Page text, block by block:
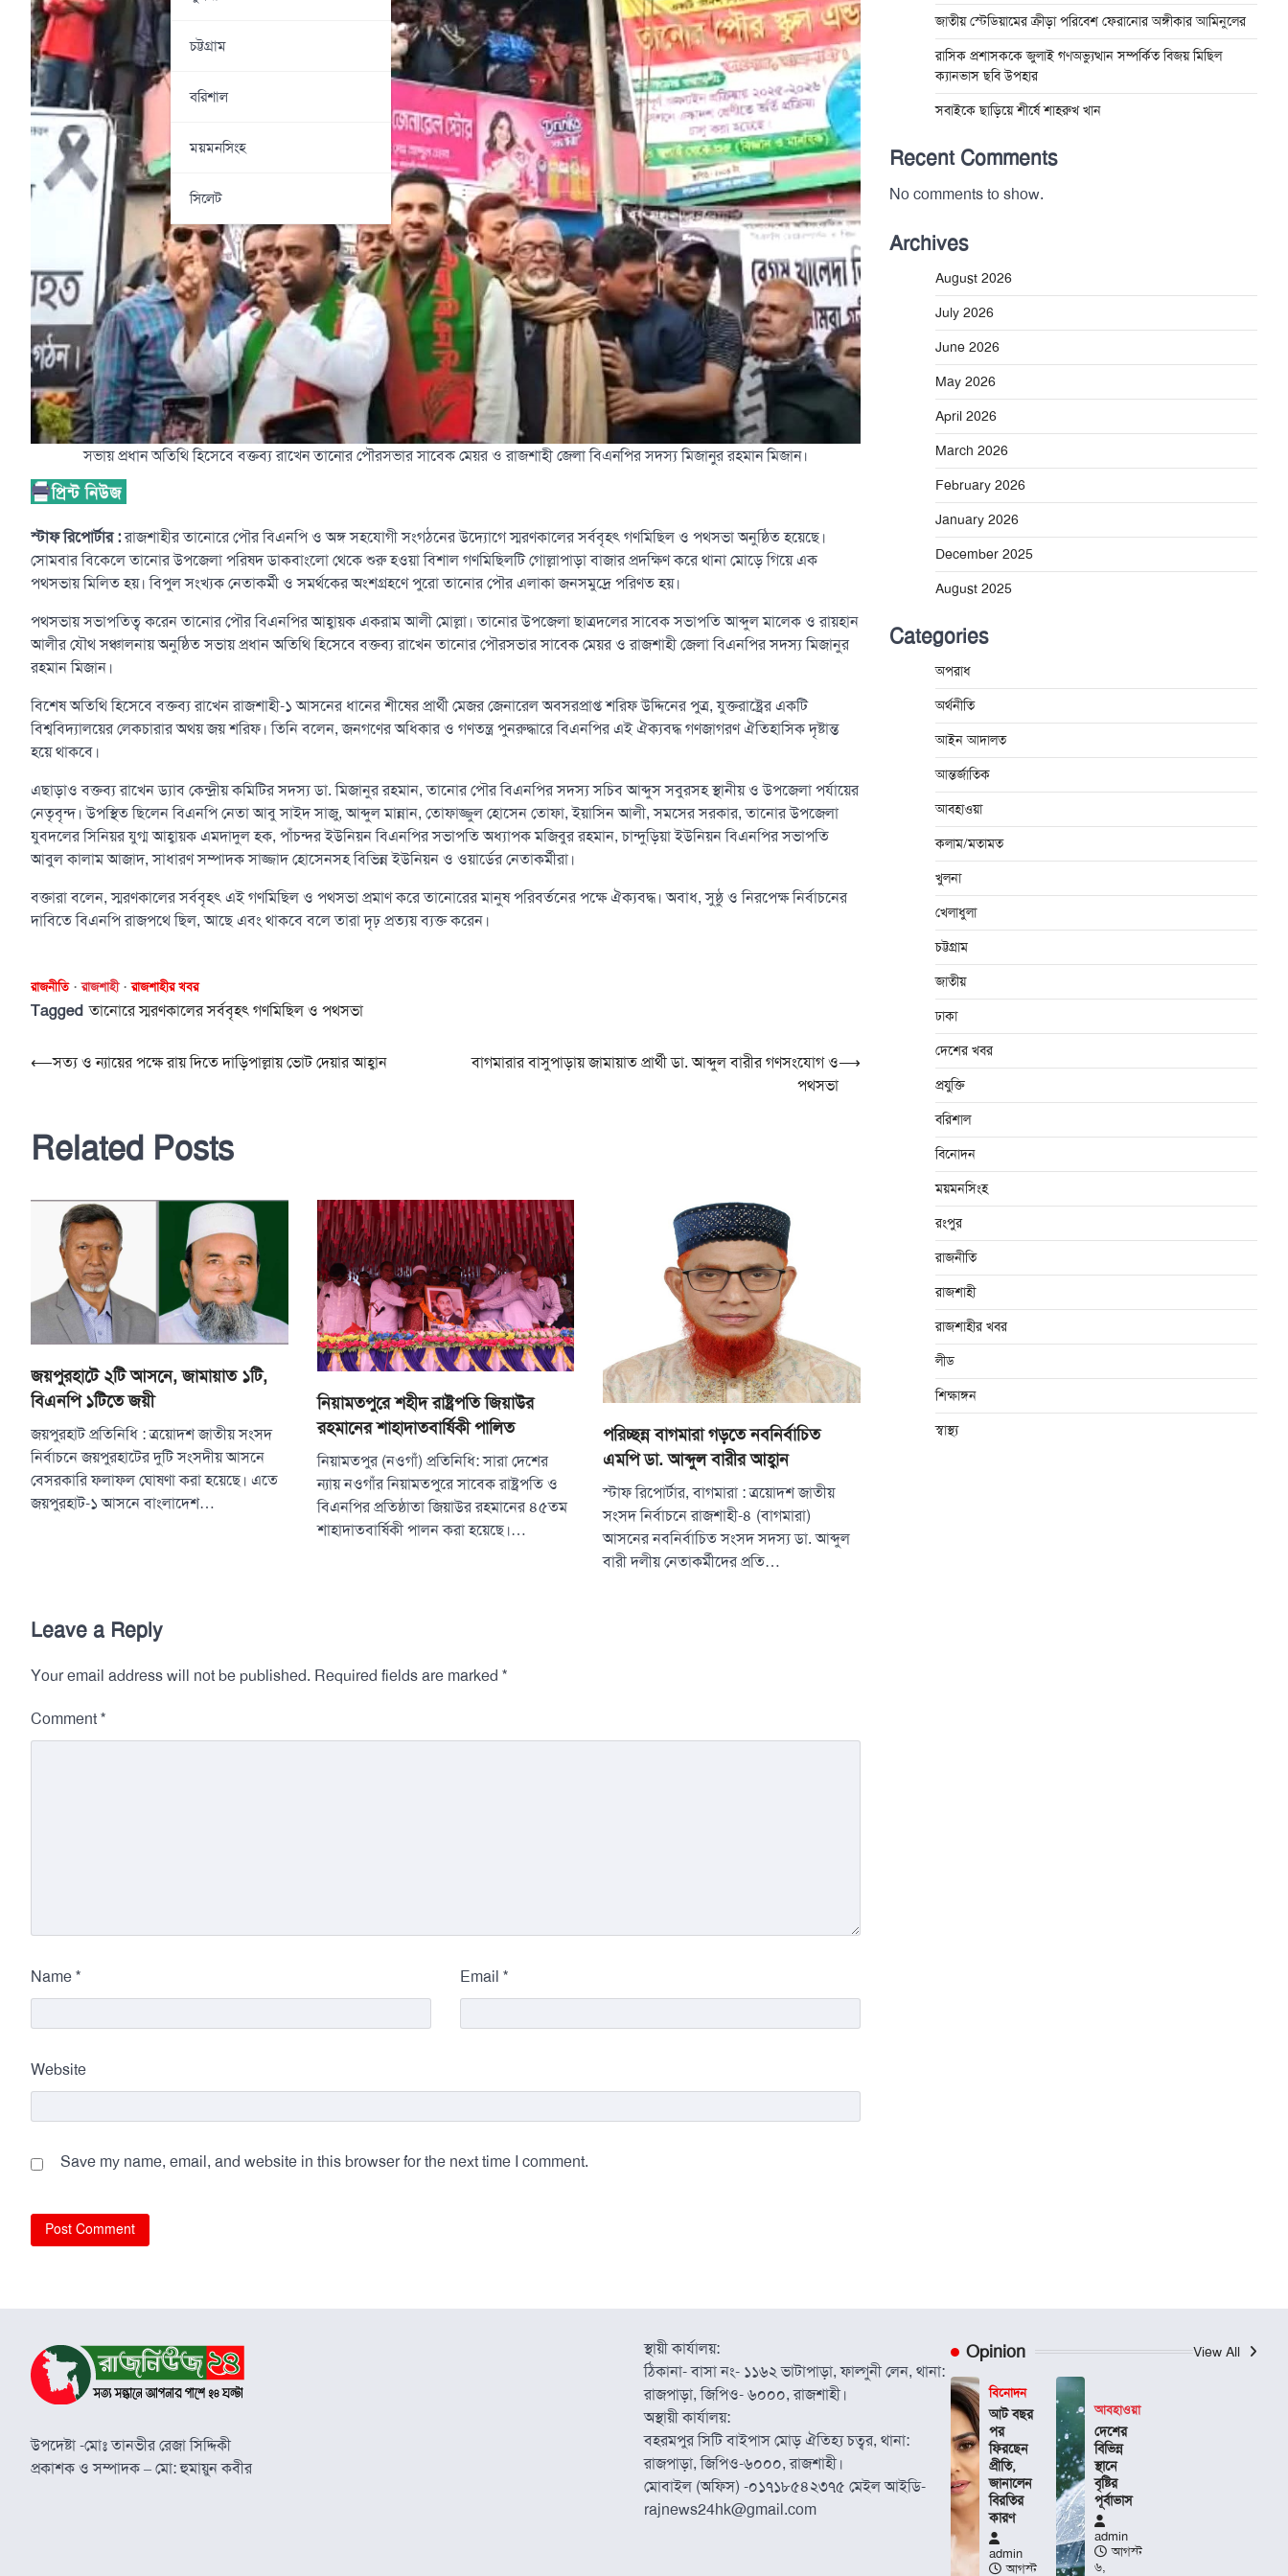
চট্টগ্রাম
বরিশাল
ময়মনসিংহ
সিলেট
সভায় প্রধান অতিথি হিসেবে বক্তব্য রাখেন তানোর পৌরসভার সাবেক মেয়র ও রাজশাহী জেলা বিএনপির সদস্য মিজানুর রহমান মিজান।
স্টাফ রিপোর্টার :রাজশাহীর তানোরে পৌর বিএনপি ও অঙ্গ সহযোগী সংগঠনের উদ্যোগে স্মরণকালের সর্ববৃহৎ গণমিছিল ও পথসভা অনুষ্ঠিত হয়েছে।
সোমবার বিকেলে তানোর উপজেলা পরিষদ ডাকবাংলো থেকে শুরু হওয়া বিশাল গণমিছিলটি গোল্লাপাড়া বাজার প্রদক্ষিণ করে থানা মোড়ে গিয়ে এক
পথসভায় মিলিত হয়। বিপুল সংখ্যক নেতাকর্মী ও সমর্থকের অংশগ্রহণে পুরো তানোর পৌর এলাকা জনসমুদ্রে পরিণত হয়।
পথসভায় সভাপতিত্ব করেন তানোর পৌর বিএনপির আহ্বায়ক একরাম আলী মোল্লা। তানোর উপজেলা ছাত্রদলের সাবেক সভাপতি আব্দুল মালেক ও রায়হান
আলীর যৌথ সঞ্চালনায় অনুষ্ঠিত সভায় প্রধান অতিথি হিসেবে বক্তব্য রাখেন তানোর পৌরসভার সাবেক মেয়র ও রাজশাহী জেলা বিএনপির সদস্য মিজানুর
রহমান মিজান।
বিশেষ অতিথি হিসেবে বক্তব্য রাখেন রাজশাহী-১ আসনের ধানের শীষের প্রার্থী মেজর জেনারেল অবসরপ্রাপ্ত শরিফ উদ্দিনের পুত্র, যুক্তরাষ্ট্রের একটি
বিশ্ববিদ্যালয়ের লেকচারার অথয় জয় শরিফ। তিনি বলেন, জনগণের অধিকার ও গণতন্ত্র পুনরুদ্ধারে বিএনপির এই ঐক্যবদ্ধ গণজাগরণ ঐতিহাসিক দৃষ্টান্ত
হয়ে থাকবে।
এছাড়াও বক্তব্য রাখেন ড্যাব কেন্দ্রীয় কমিটির সদস্য ডা. মিজানুর রহমান, তানোর পৌর বিএনপির সদস্য সচিব আব্দুস সবুরসহ স্থানীয় ও উপজেলা পর্যায়ের
নেতৃবৃন্দ। উপস্থিত ছিলেন বিএনপি নেতা আবু সাইদ সাজু, আব্দুল মান্নান, তোফাজ্জুল হোসেন তোফা, ইয়াসিন আলী, সমসের সরকার, তানোর উপজেলা
যুবদলের সিনিয়র যুগ্ম আহ্বায়ক এমদাদুল হক, পাঁচন্দর ইউনিয়ন বিএনপির সভাপতি অধ্যাপক মজিবুর রহমান, চান্দুড়িয়া ইউনিয়ন বিএনপির সভাপতি
আবুল কালাম আজাদ, সাধারণ সম্পাদক সাজ্জাদ হোসেনসহ বিভিন্ন ইউনিয়ন ও ওয়ার্ডের নেতাকর্মীরা।
বক্তারা বলেন, স্মরণকালের সর্ববৃহৎ এই গণমিছিল ও পথসভা প্রমাণ করে তানোরের মানুষ পরিবর্তনের পক্ষে ঐক্যবদ্ধ। অবাধ, সুষ্ঠু ও নিরপেক্ষ নির্বাচনের
দাবিতে বিএনপি রাজপথে ছিল, আছে এবং থাকবে বলে তারা দৃঢ় প্রত্যয় ব্যক্ত করেন।
রাজনীতি রাজশাহী রাজশাহীর খবর
Taggedতানোরে স্মরণকালের সর্ববৃহৎ গণমিছিল ও পথসভা
Post
⟵সত্য ও ন্যায়ের পক্ষে রায় দিতে দাড়িপাল্লায় ভোট দেয়ার আহ্বান
বাগমারার বাসুপাড়ায় জামায়াত প্রার্থী ডা. আব্দুল বারীর গণসংযোগ ও
পথসভা
⟶
Related Posts
জয়পুরহাটে ২টি আসনে, জামায়াত ১টি,
বিএনপি ১টিতে জয়ী
জয়পুরহাট প্রতিনিধি : ত্রয়োদশ জাতীয় সংসদ
নির্বাচনে জয়পুরহাটের দুটি সংসদীয় আসনে
বেসরকারি ফলাফল ঘোষণা করা হয়েছে। এতে
জয়পুরহাট-১ আসনে বাংলাদেশ…
নিয়ামতপুরে শহীদ রাষ্ট্রপতি জিয়াউর
রহমানের শাহাদাতবার্ষিকী পালিত
নিয়ামতপুর (নওগাঁ) প্রতিনিধি: সারা দেশের
ন্যায় নওগাঁর নিয়ামতপুরে সাবেক রাষ্ট্রপতি ও
বিএনপির প্রতিষ্ঠাতা জিয়াউর রহমানের ৪৫তম
শাহাদাতবার্ষিকী পালন করা হয়েছে।…
পরিচ্ছন্ন বাগমারা গড়তে নবনির্বাচিত
এমপি ডা. আব্দুল বারীর আহ্বান
স্টাফ রিপোর্টার, বাগমারা : ত্রয়োদশ জাতীয়
সংসদ নির্বাচনে রাজশাহী-৪ (বাগমারা)
আসনের নবনির্বাচিত সংসদ সদস্য ডা. আব্দুল
বারী দলীয় নেতাকর্মীদের প্রতি…
Leave a Reply
Your email address will not be published. Required fields are marked *
Comment *
Name * Email *
Website
Save my name, email, and website in this browser for the next time I comment.
জাতীয় স্টেডিয়ামের ক্রীড়া পরিবেশ ফেরানোর অঙ্গীকার আমিনুলের
রাসিক প্রশাসককে জুলাই গণঅভ্যুত্থান সম্পর্কিত বিজয় মিছিল
ক্যানভাস ছবি উপহার
সবাইকে ছাড়িয়ে শীর্ষে শাহরুখ খান
Recent Comments
No comments to show.
Archives
August 2026
July 2026
June 2026
May 2026
April 2026
March 2026
February 2026
January 2026
December 2025
August 2025
Categories
অপরাধ
অর্থনীতি
আইন আদালত
আন্তর্জাতিক
আবহাওয়া
কলাম/মতামত
খুলনা
খেলাধুলা
চট্টগ্রাম
জাতীয়
ঢাকা
দেশের খবর
প্রযুক্তি
বরিশাল
বিনোদন
ময়মনসিংহ
রংপুর
রাজনীতি
রাজশাহী
রাজশাহীর খবর
লীড
শিক্ষাঙ্গন
স্বাস্থ্য
উপদেষ্টা -মোঃ তানভীর রেজা সিদ্দিকী
প্রকাশক ও সম্পাদক – মো: হুমায়ুন কবীর
স্থায়ী কার্যালয়:
ঠিকানা- বাসা নং- ১১৬২ ভাটাপাড়া, ফাল্গুনী লেন, থানা:
রাজপাড়া, জিপিও- ৬০০০, রাজশাহী।
অস্থায়ী কার্যালয়:
বহরমপুর সিটি বাইপাস মোড় ঐতিহ্য চত্বর, থানা:
রাজপাড়া, জিপিও-৬০০০, রাজশাহী।
মোবাইল (অফিস) -০১৭১৮৫৪২৩৭৫ মেইল আইডি-
rajnews24hk@gmail.com
Opinion View All
বিনোদন
আট বছর
পর
ফিরছেন
প্রীতি,
জানালেন
বিরতির
কারণ
admin
আগস্ট
আবহাওয়া
দেশের
বিভিন্ন
স্থানে
বৃষ্টির
পূর্বাভাস
admin
আগস্ট
৬,